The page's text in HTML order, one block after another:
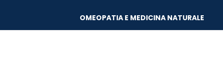
OMEOPATIA E MEDICINA NATURALE